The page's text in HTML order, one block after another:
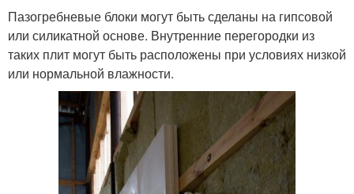
Пазогребневые блоки могут быть сделаны на гипсовой
или силикатной основе. Внутренние перегородки из
таких плит могут быть расположены при условиях низкой
или нормальной влажности.